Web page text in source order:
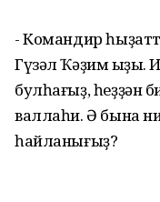
- Командир
Гүзәл Ҡәҙим
булһағыҙ, һеҙҙән
валлаһи. Ә бына
һайланығыҙ?